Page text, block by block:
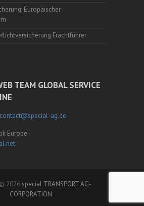
Europäischer
Frachtführer
TEAM GLOBAL SERVICE
contact@special-ag.de
Europe:
2026 special TRANSPORT AG-
CORPORATION